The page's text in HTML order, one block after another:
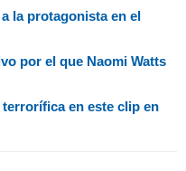
la protagonista en el
por el que Naomi Watts
en este clip en